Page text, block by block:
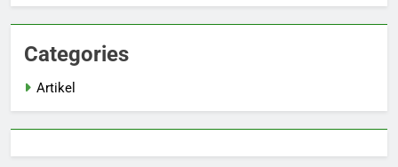
Categories
Artikel